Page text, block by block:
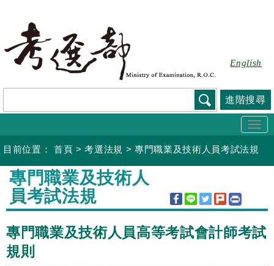
要
容
English
進階搜尋
目前位置： 首頁 >考選法規 >專門職業及技術人員考試法規
:::
專門職業及技術人
員考試法規
專門職業及技術人員高等考試會計師考試
規則